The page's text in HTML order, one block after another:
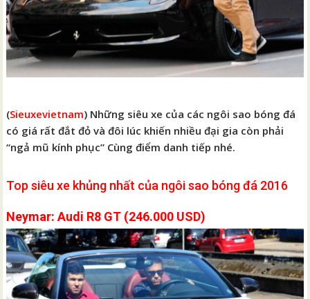
(Sieuxevietnam) Những siêu xe của các ngôi sao bóng đá
có giá rất đắt đỏ và đôi lúc khiến nhiều đại gia còn phải
“ngả mũ kính phục” Cùng điểm danh tiếp nhé.
Top siêu xe khủng nhất của ngôi sao bóng đá 2016
Neymar: Audi R8 GT (246.000 USD)